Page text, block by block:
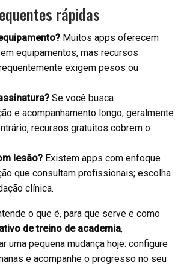
rápidas
Muitos apps oferecem
equipamentos, mas recursos
exigem pesos ou
Se você busca
e acompanhamento longo, geralmente
recursos gratuitos cobrem o
lesão? Existem apps com enfoque
que consultam profissionais; escolha
clínica.
o que é, para que serve e como
de treino de academia,
uma pequena mudança hoje: configure
e acompanhe o progresso no seu